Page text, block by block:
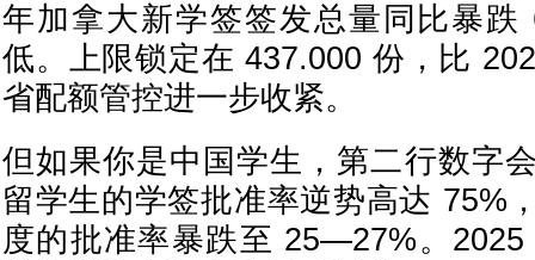
年加拿大新学签签发总量同比暴跌
低。上限锁定在 437.000 份，比
省配额管控进一步收紧。
但如果你是中国学生，第二行数字
留学生的学签批准率逆势高达 75%
度的批准率暴跌至 25—27%。